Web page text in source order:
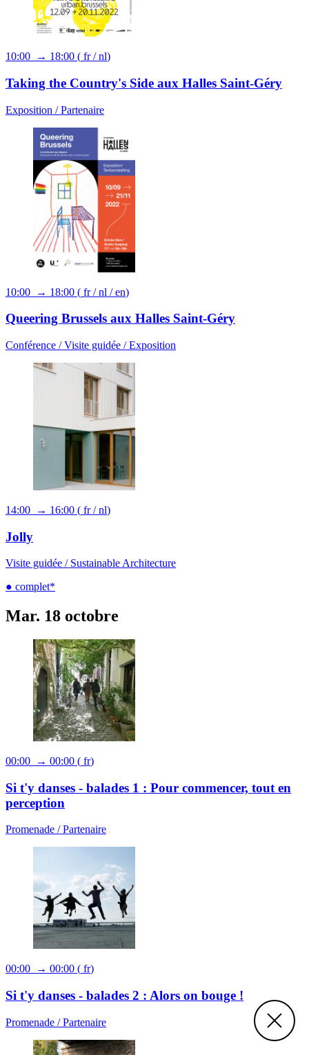
10:00 → 18:00 ( fr/nl)
Taking the Country's Side aux Halles Saint-Géry
Exposition /Partenaire
10:00 → 18:00 ( fr/nl /en)
Queering Brussels aux Halles Saint-Géry
Conférence /Visite guidée /Exposition
14:00 → 16:00 ( fr/nl)
Jolly
Visite guidée / Sustainable Architecture
● complet*
Mar. 18 octobre
00:00 → 00:00 ( fr)
Si t'y danses - balades 1 : Pour commencer, tout en
perception
Promenade /Partenaire
00:00 → 00:00 ( fr)
Si t'y danses - balades 2 : Alors on bouge !
Promenade /Partenaire